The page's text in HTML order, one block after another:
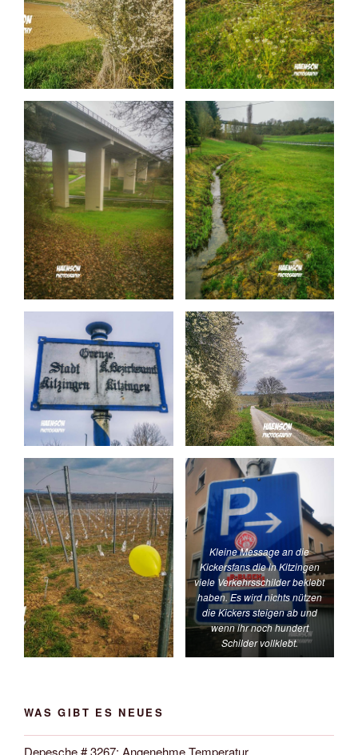
Kleine Message an die
Kickersfans die in Kitzingen
viele Verkehrsschilder beklebt
haben. Es wird nichts nützen
die Kickers steigen ab und
wenn ihr noch hundert
Schilder vollklebt.
WAS GIBT ES NEUES
Depesche # 3267: Angenehme Temperatur